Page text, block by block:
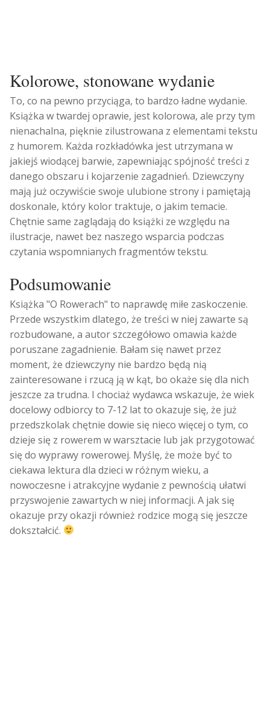
Kolorowe, stonowane wydanie
To, co na pewno przyciąga, to bardzo ładne wydanie.
Książka w twardej oprawie, jest kolorowa, ale przy tym
nienachalna, pięknie zilustrowana z elementami tekstu
z humorem. Każda rozkładówka jest utrzymana w
jakiejś wiodącej barwie, zapewniając spójność treści z
danego obszaru i kojarzenie zagadnień. Dziewczyny
mają już oczywiście swoje ulubione strony i pamiętają
doskonale, który kolor traktuje, o jakim temacie.
Chętnie same zaglądają do książki ze względu na
ilustracje, nawet bez naszego wsparcia podczas
czytania wspomnianych fragmentów tekstu.
Podsumowanie
Książka "O Rowerach" to naprawdę miłe zaskoczenie.
Przede wszystkim dlatego, że treści w niej zawarte są
rozbudowane, a autor szczegółowo omawia każde
poruszane zagadnienie. Bałam się nawet przez
moment, że dziewczyny nie bardzo będą nią
zainteresowane i rzucą ją w kąt, bo okaże się dla nich
jeszcze za trudna. I chociaż wydawca wskazuje, że wiek
docelowy odbiorcy to 7-12 lat to okazuje się, że już
przedszkolak chętnie dowie się nieco więcej o tym, co
dzieje się z rowerem w warsztacie lub jak przygotować
się do wyprawy rowerowej. Myślę, że może być to
ciekawa lektura dla dzieci w różnym wieku, a
nowoczesne i atrakcyjne wydanie z pewnością ułatwi
przyswojenie zawartych w niej informacji. A jak się
okazuje przy okazji również rodzice mogą się jeszcze
dokształcić.